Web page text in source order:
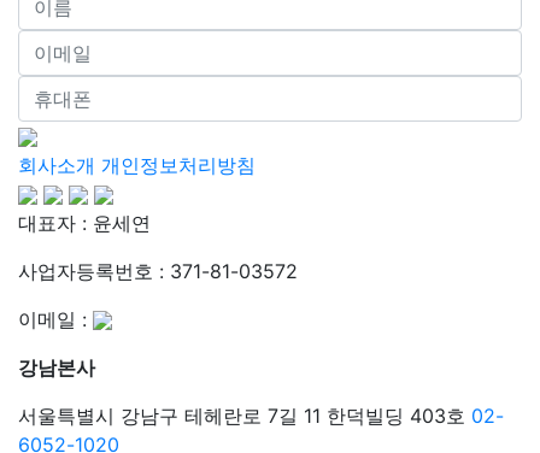
회사소개 개인정보처리방침
대표자 : 윤세연
사업자등록번호 : 371-81-03572
이메일 :
강남본사
서울특별시 강남구 테헤란로 7길 11 한덕빌딩 403호 02-
6052-1020